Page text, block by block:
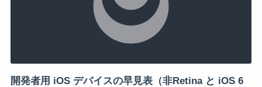
開発者用 iOS デバイスの早見表（非Retina と iOS 6